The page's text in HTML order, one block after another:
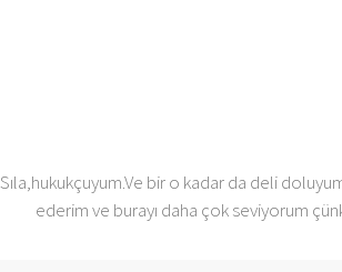
bir o kadar da deli
ederim ve burayı daha çok seviyorum